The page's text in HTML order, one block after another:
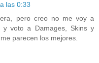
las 0:33
pero creo no me voy a
voto a Damages, Skins y
parecen los mejores.